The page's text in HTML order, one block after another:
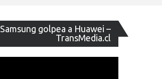
Samsung golpea a Huawei –
TransMedia.cl
de
vídeo